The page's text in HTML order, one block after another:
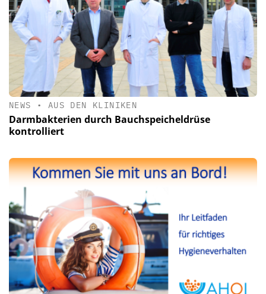
NEWS • AUS DEN KLINIKEN
Darmbakterien durch Bauchspeicheldrüse
kontrolliert